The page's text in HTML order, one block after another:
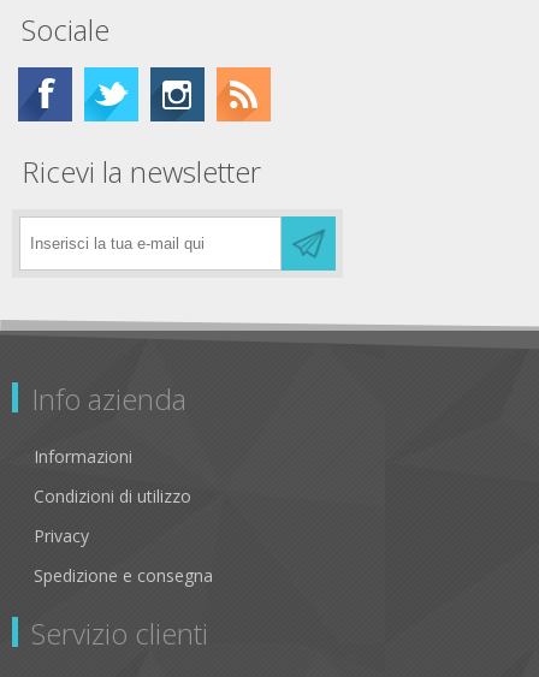
Sociale
Ricevi la newsletter
Info azienda
Informazioni
Condizioni di utilizzo
Privacy
Spedizione e consegna
Servizio clienti